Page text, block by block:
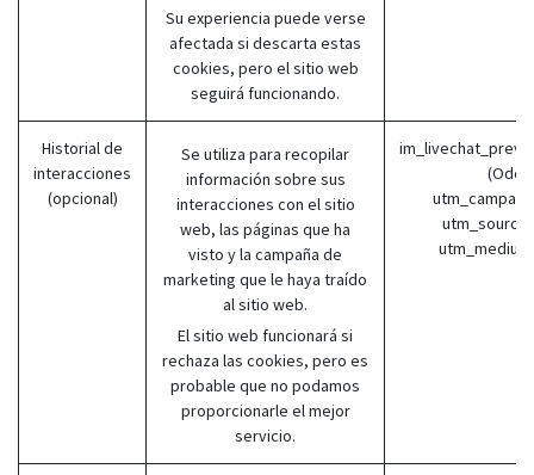
Su experiencia puede verse
afectada si descarta estas
cookies, pero el sitio web
seguirá funcionando.
Historial de
interacciones
(opcional)
Se utiliza para recopilar
información sobre sus
interacciones con el sitio
web, las páginas que ha
visto y la campaña de
marketing que le haya traído
al sitio web.
El sitio web funcionará si
rechaza las cookies, pero es
probable que no podamos
proporcionarle el mejor
servicio.
utm_source